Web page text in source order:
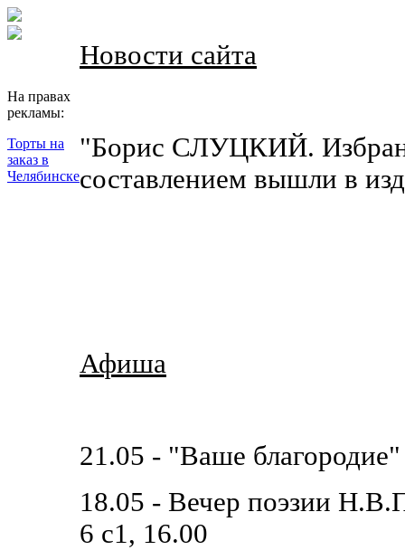
На правах
рекламы:
Торты на
заказ в
Челябинске
Новости сайта
"Борис СЛУЦКИЙ.
составлением вышли в
Афиша
21.05 - "Ваше
18.05 - Вечер поэзии
6 с1, 16.00